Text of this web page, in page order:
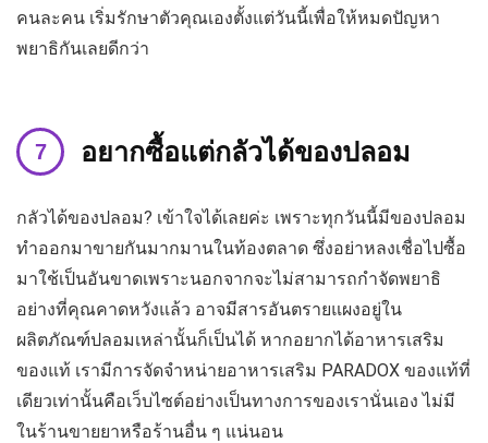
คนละคน เริ่มรักษาตัวคุณเองตั้งแต่วันนี้เพื่อให้หมดปัญหา
พยาธิกันเลยดีกว่า
อยากซื้อแต่กลัวได้ของปลอม
กลัวได้ของปลอม? เข้าใจได้เลยค่ะ เพราะทุกวันนี้มีของปลอม
ทำออกมาขายกันมากมานในท้องตลาด ซึ่งอย่าหลงเชื่อไปซื้อ
มาใช้เป็นอันขาดเพราะนอกจากจะไม่สามารถกำจัดพยาธิ
อย่างที่คุณคาดหวังแล้ว อาจมีสารอันตรายแผงอยู่ใน
ผลิตภัณฑ์ปลอมเหล่านั้นก็เป็นได้ หากอยากได้อาหารเสริม
ของแท้ เรามีการจัดจำหน่ายอาหารเสริม PARADOX ของแท้ที่
เดียวเท่านั้นคือเว็บไซต์อย่างเป็นทางการของเรานั่นเอง ไม่มี
ในร้านขายยาหรือร้านอื่น ๆ แน่นอน